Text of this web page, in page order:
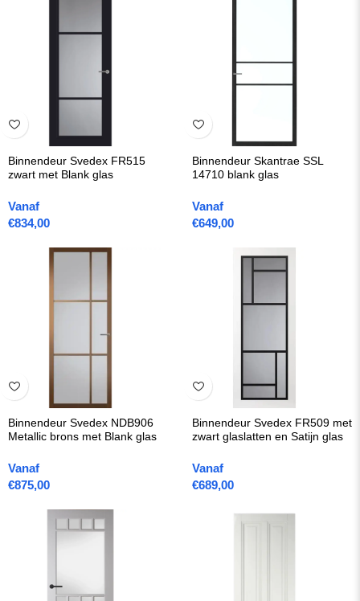
Binnendeur Svedex FR515
zwart met Blank glas
Vanaf
€834,00
Binnendeur Skantrae SSL
14710 blank glas
Vanaf
€649,00
Binnendeur Svedex NDB906
Metallic brons met Blank glas
Vanaf
€875,00
Binnendeur Svedex FR509 met
zwart glaslatten en Satijn glas
Vanaf
€689,00